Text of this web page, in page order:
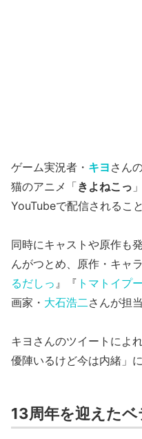
ゲーム実況者・ キヨ さん
猫のアニメ「きよねこっ
YouTubeで配信されるこ
同時にキャストや原作も
んがつとめ、原作・キャ
るだしっ 』『 トマトイプ
画家・ 大石浩二 さんが担
キヨさんのツイートによ
優陣いるけど今は内緒」
13周年を迎えた